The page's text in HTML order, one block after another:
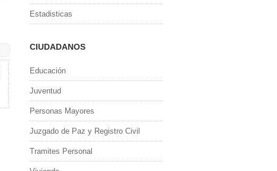
Estadisticas
CIUDADANOS
Educación
Juventud
Personas Mayores
Juzgado de Paz y Registro Civil
Tramites Personal